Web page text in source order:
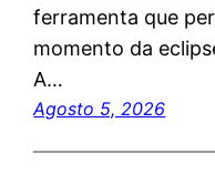
ferramenta que
momento da
A…
Agosto 5, 2026